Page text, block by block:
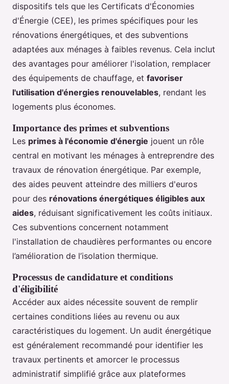
dispositifs tels que les Certificats d'Économies
d'Énergie (CEE), les primes spécifiques pour les
rénovations énergétiques, et des subventions
adaptées aux ménages à faibles revenus. Cela inclut
des avantages pour améliorer l'isolation, remplacer
des équipements de chauffage, et favoriser
l'utilisation d'énergies renouvelables, rendant les
logements plus économes.
Importance des primes et subventions
Les primes à l'économie d'énergie jouent un rôle
central en motivant les ménages à entreprendre des
travaux de rénovation énergétique. Par exemple,
des aides peuvent atteindre des milliers d'euros
pour des rénovations énergétiques éligibles aux
aides, réduisant significativement les coûts initiaux.
Ces subventions concernent notamment
l'installation de chaudières performantes ou encore
l’amélioration de l’isolation thermique.
Processus de candidature et conditions
d'éligibilité
Accéder aux aides nécessite souvent de remplir
certaines conditions liées au revenu ou aux
caractéristiques du logement. Un audit énergétique
est généralement recommandé pour identifier les
travaux pertinents et amorcer le processus
administratif simplifié grâce aux plateformes